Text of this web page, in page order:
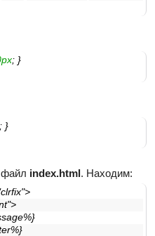
; }
; }
файл index.html. Находим: